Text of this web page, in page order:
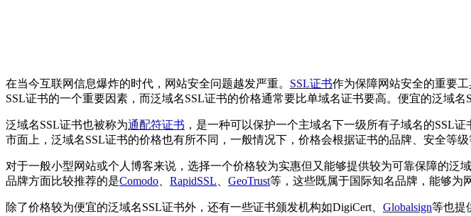
在当今互联网信息爆炸的时代，网站安全问题越发严重。 SSL证书作为保障网站安全的重要
SSL证书的一个重要因素，而泛域名SSL证书的价格通常要比单域名证书要高。便宜的泛域名
泛域名SSL证书也被称为通配符证书 ，是一种可以保护一个主域名下一级所有子域名的SSL证
市面上，泛域名SSL证书的价格也有所不同，一般情况下，价格会根据证书的品牌、安全等级
对于一般小型网站或个人博客来说，选择一个价格较为实惠但又能够提供较为可靠保障的
品牌方面比较推荐的是Comodo RapidSSL GeoTrust等，这些既属于国际知名品牌，能够为
除了价格较为便宜的泛域名SSL证书外，还有一些证书颁发机构如DigiCert、 Globalsign等也提